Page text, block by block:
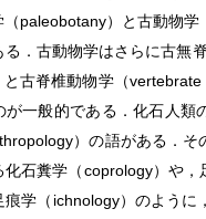
paleobotany）と古動物学
る．古動物学はさらに古無
と古脊椎動物学（
が一般的である．化石人類
）の語がある．そ
化石糞学（coprology）や，
学（ichnology）のように，